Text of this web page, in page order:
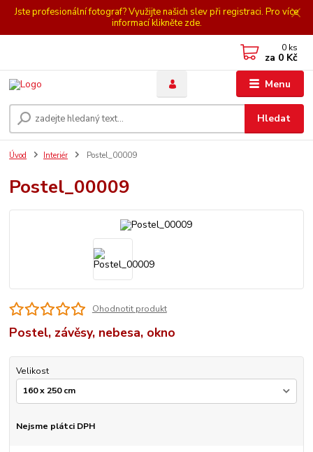
Jste profesionální fotograf? Využijte našich slev při registraci. Pro více
informací klikněte zde.
Menu
Hledat
0 ks
za 0 Kč
Úvod Interiér Postel_00009
Postel_00009
Ohodnotit produkt
Postel, závěsy, nebesa, okno
Velikost
Nejsme plátci DPH